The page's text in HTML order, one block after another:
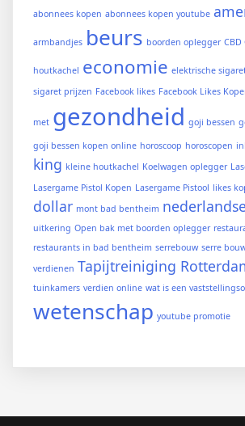
abonnees kopen abonnees kopen youtube
armbandjes beurs boorden oplegger CBD
houtkachel economie elektrische
sigaret prijzen Facebook likes Facebook Likes
met gezondheid goji bessen
goji bessen kopen online horoscoop horoscopen
king kleine houtkachel Koelwagen oplegger
Lasergame Pistol Kopen Lasergame Pistool likes
dollar mont bad bentheim nederlandse
uitkering Open bak met boorden oplegger
restaurants in bad bentheim serrebouw serre
verdienen Tapijtreiniging
tuinkamers verdien online wat is een
wetenschap youtube promotie